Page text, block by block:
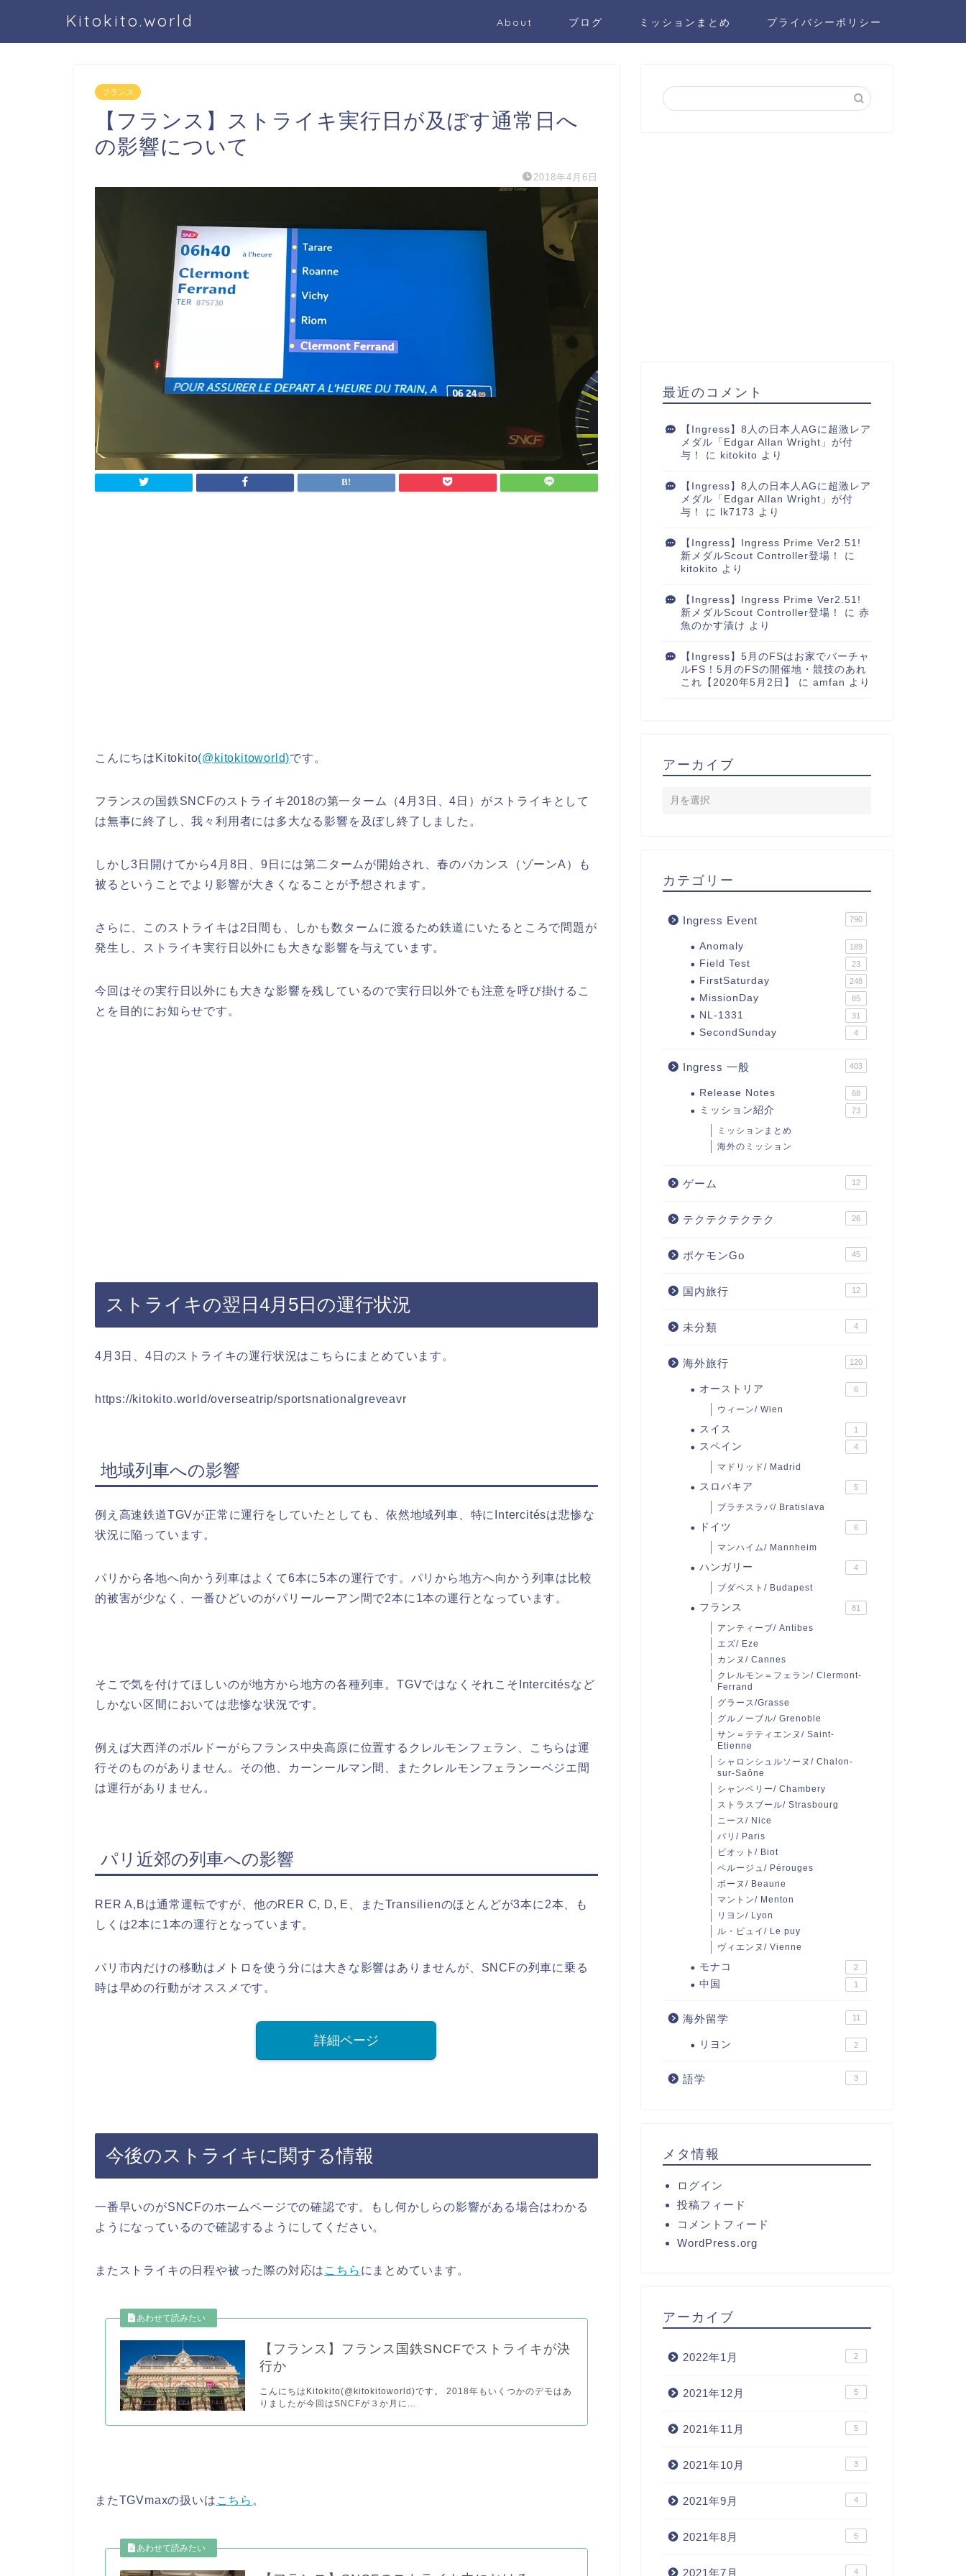
Kitokito.world About ブログ ミッションまとめ プライバシーポリシー
フランス
【フランス】ストライキ実行日が及ぼす通常日へ
の影響について
2018年4月6日
こんにちはKitokito(@kitokitoworld)です。
フランスの国鉄SNCFのストライキ2018の第一ターム（4月3日、4日）がストライキとして
は無事に終了し、我々利用者には多大なる影響を及ぼし終了しました。
しかし3日開けてから4月8日、9日には第二タームが開始され、春のバカンス（ゾーンA）も
被るということでより影響が大きくなることが予想されます。
さらに、このストライキは2日間も、しかも数タームに渡るため鉄道にいたるところで問題が
発生し、ストライキ実行日以外にも大きな影響を与えています。
今回はその実行日以外にも大きな影響を残しているので実行日以外でも注意を呼び掛けるこ
とを目的にお知らせです。
ストライキの翌日4月5日の運行状況
4月3日、4日のストライキの運行状況はこちらにまとめています。
https://kitokito.world/overseatrip/sportsnationalgreveavr
地域列車への影響
例え高速鉄道TGVが正常に運行をしていたとしても、依然地域列車、特に Intercitésは悲惨な
状況に陥っています。
パリから各地へ向かう列車はよくて6本に5本の運行です。パリから地方へ向かう列車は比較
的被害が少なく、一番ひどいのがパリールーアン間で2本に1本の運行となっています。
そこで気を付けてほしいのが地方から地方の各種列車。TGVではなくそれこそ Intercitésなど
しかない区間においては悲惨な状況です。
例えば大西洋のボルドーがらフランス中央高原に位置するクレルモンフェラン、こちらは運
行そのものがありません。その他、カーンールマン間、またクレルモンフェランーベジエ間
は運行がありません。
パリ近郊の列車への影響
RER A,Bは通常運転ですが、他のRER C, D, E、またTransilienのほとんどが3本に2本、も
しくは2本に1本の運行となっています。
パリ市内だけの移動はメトロを使う分には大きな影響はありませんが、SNCFの列車に乗る
時は早めの行動がオススメです。
詳細ページ
今後のストライキに関する情報
一番早いのがSNCFのホームページでの確認です。もし何かしらの影響がある場合はわかる
ようになっているので確認するようにしてください。
またストライキの日程や被った際の対応は こちら にまとめています。
【フランス】フランス国鉄SNCFでストライキが決
行か
こんにちはKitokito(@kitokitoworld)です。 2018年もいくつかのデモはあ
りましたが今回はSNCFが３か月に...
またTGVmaxの扱いは こちら 。
最近のコメント
【Ingress】8人の日本人AGに超激レア
メダル「Edgar Allan Wright」が付
与！
に kitokito より
【Ingress】8人の日本人AGに超激レア
メダル「Edgar Allan Wright」が付
与！
に lk7173 より
【Ingress】Ingress Prime Ver2.51!
新メダルScout Controller登場！
に
kitokito より
【Ingress】Ingress Prime Ver2.51!
新メダルScout Controller登場！
に 赤
魚のかす漬け より
【Ingress】5月のFSはお家でバーチャ
ルFS！5月のFSの開催地・競技のあれ
これ【2020年5月2日】
に amfan より
アーカイブ
カテゴリー
Ingress Event 790
Anomaly 189
Field Test 23
FirstSaturday 248
MissionDay 85
NL-1331 31
SecondSunday 4
Ingress 一般 403
Release Notes 68
ミッション紹介 73
ミッションまとめ
海外のミッション
ゲーム 12
テクテクテクテク 26
ポケモンGo 45
国内旅行 12
未分類 4
海外旅行 120
オーストリア 6
ウィーン/ Wien
スイス 1
スペイン 4
マドリッド/ Madrid
スロバキア 5
ブラチスラバ/ Bratislava
ドイツ 6
マンハイム/ Mannheim
ハンガリー 4
ブダペスト/ Budapest
フランス 81
アンティーブ/ Antibes
エズ/ Eze
カンヌ/ Cannes
クレルモン＝フェラン/ Clermont-
Ferrand
グラース/Grasse
グルノーブル/ Grenoble
サン＝テティエンヌ/ Saint-
Etienne
シャロンシュルソーヌ/ Chalon-
sur-Saône
シャンベリー/ Chambery
ストラスブール/ Strasbourg
ニース/ Nice
パリ/ Paris
ビオット/ Biot
ペルージュ/ Pérouges
ボーヌ/ Beaune
マントン/ Menton
リヨン/ Lyon
ル・ピュイ/ Le puy
ヴィエンヌ/ Vienne
モナコ 2
中国 1
海外留学 11
リヨン 2
語学 3
メタ情報
ログイン
投稿フィード
コメントフィード
WordPress.org
アーカイブ
2022年1月 2
2021年12月 5
2021年11月 5
2021年10月 3
2021年9月 4
2021年8月 5
2021年7月 4